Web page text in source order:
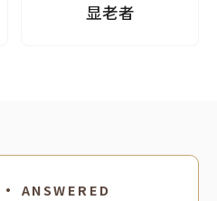
显老者
ANSWERED